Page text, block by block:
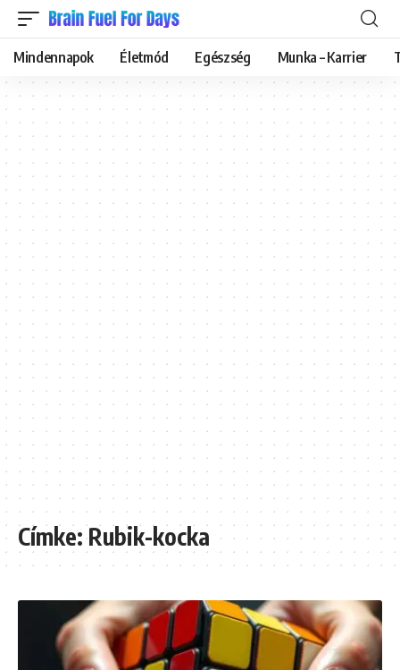
Mindennapok Életmód Egészség Munka – Karrier
Címke:Rubik-kocka